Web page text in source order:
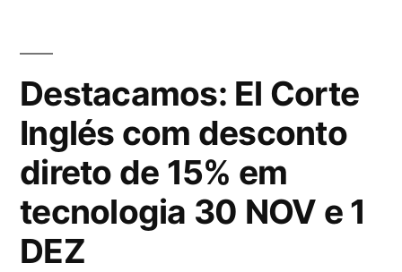
Destacamos: El Corte
Inglés com desconto
direto de 15% em
tecnologia 30 NOV e 1
DEZ